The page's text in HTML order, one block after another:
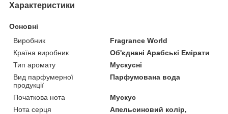
Характеристики
Основні
Виробник
Fragrance World
Країна виробник
Об'єднані Арабські Емірати
Тип аромату
Мускусні
Вид парфумерної
продукції
Парфумована вода
Початкова нота
Мускус
Нота серця
Апельсиновий колір,